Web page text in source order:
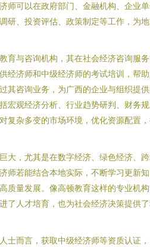
师可以在政府部门、金融机构、企业
研、投资评估、政策制定等工作，为
育与咨询机构，其在社会经济咨询服
经济师和中级经济师的考试培训，帮
其咨询业务，为广西的企业与组织提
宏观经济分析、行业趋势研判、财务
复杂多变的市场环境，优化资源配置
大，尤其是在数字经济、绿色经济、
师若能结合本地实际，不断学习更新知
质量发展。像高顿教育这样的专业机
了人才培育，也为社会经济决策提供
士而言，获取中级经济师等资质认证